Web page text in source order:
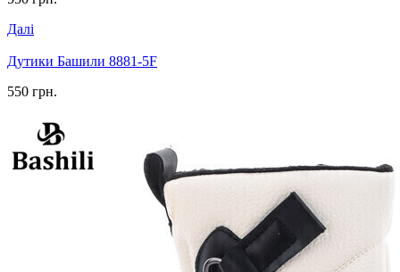
Далі
Дутики Башили 8881-5F
550 грн.